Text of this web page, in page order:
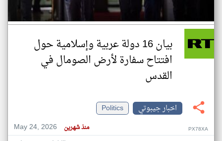
بيان 16 دولة عربية وإسلامية حول
افتتاح سفارة لأرض الصومال في
القدس
اخبار جيبوتي
Politics
May 24, 2026
منذ شهرين PX78XA